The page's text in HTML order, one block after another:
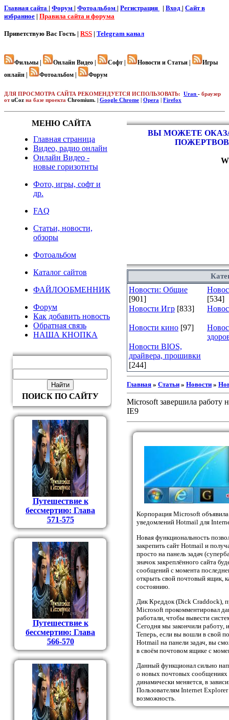
Главная сайта | Форум | Фотоальбом | Регистрация | Вход | Cайт в
избранное | Правила сайта и форума
Приветствую Вас Гость | RSS | Telegram канал
Фильмы | Онлайн Видео | Софт | Новости и Статьи |
Игры
онлайн |
Фотоальбом | Форум
ДЛЯ ПРОСМОТРА САЙТА РЕКОМЕНДУЕТСЯ ИСПОЛЬЗОВАТЬ: Uran - браузер
отuCoz на базе проекта Chromium. | Google Chrome | Opera | Firefox
МЕНЮ САЙТА
Главная страница
Видео, радио онлайн
Онлайн Видео -
новые горизотнты
Фото, игры, софт и
др.
FAQ
Статьи, новости,
обзоры
Фотоальбом
Каталог сайтов
ФАЙЛООБМЕННИК
Форум
Как добавить новость
Обратная связь
НАША КНОПКА
ПОИСК ПО САЙТУ
Путешествие к
бессмертию: Глава
571-575
Путешествие к
бессмертию: Глава
566-570
ВЫ МОЖЕТЕ
Новости: Общие
[901]
[534]
Новости Игр [833]
Новости кино [97]
Новости BIOS,
драйвера, прошивки
[244]
Главная » Статьи » Новости »
Microsoft завершила работу
IE9
Корпорация Microsoft
уведомлений Hotmail для
Новая функциональность
закрепить сайт Hotmail и
просто на панель задач
значок закреплённого сайта
сообщений с момента
открыть свой почтовый ящик,
состоянию.
Дик Креддок (Dick Craddock),
Microsoft прокомментировал
работали, чтобы вывести
Сегодня мы закончили работу,
Теперь, если вы вошли в свой
Hotmail на панели задач, вы
в своём почтовом ящике с
Данный функционал сильно
о новых почтовых сообщениях
динамически меняется, в
Пользователям Internet Explorer
возможность.